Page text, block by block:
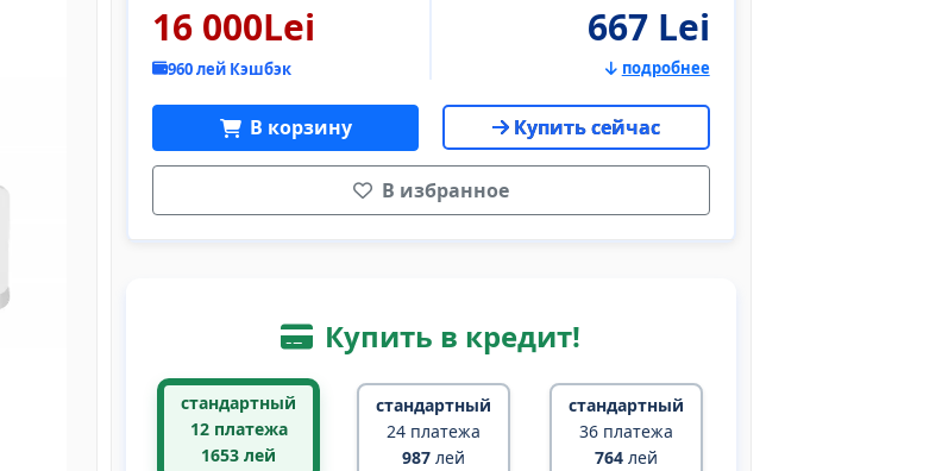
16 000Lei
960 лей Кэшбэк
667 Lei
подробнее
В корзину Купить сейчас
В избранное
Купить в кредит!
стандартный
12 платежа
1653 лей
стандартный
24 платежа
987лей
стандартный
36 платежа
764лей